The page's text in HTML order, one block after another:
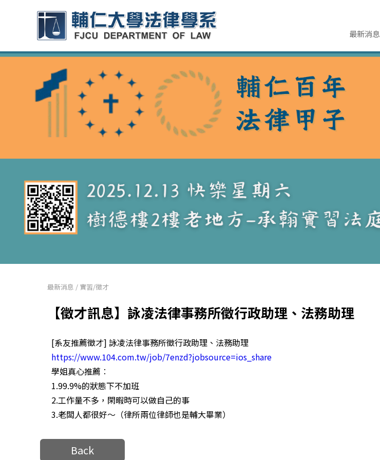
最新消息
最新消息 / 實習/徵才
【徵才訊息】詠凌法律事務所徵行政助理、法務助理
[系友推薦徵才] 詠凌法律事務所徵行政助理、法務助理
https://www.104.com.tw/job/7enzd?jobsource=ios_share
學姐真心推薦︰
1.99.9%的狀態下不加班
2.工作量不多，閑暇時可以做自己的事
3.老闆人都很好～（律所兩位律師也是輔大畢業）
Back